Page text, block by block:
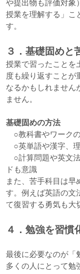
や提出物も評価対象）
授業を理解する」こ
す。
３．基礎固めと
授業で習ったことを
度も繰り返すことが
なるかもしれません
ません。
基礎固めの方法
○教科書やワーク
○英単語や漢字、
○計算問題や英文
ドも意識
また、苦手科目は早
す。例えば英語の文
て復習する勇気も大
４．勉強を習慣
最後に必要なのが「
多くの人にとって勉